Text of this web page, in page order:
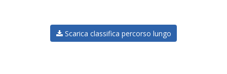
Scarica classifica percorso lungo